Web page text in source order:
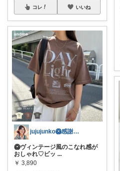
コレ いいね
jujujunko🥝感謝です✨️✨️
🥝ヴィンテージ風のこなれ感が
おしゃれ♡ビッ ...
￥ 3,890